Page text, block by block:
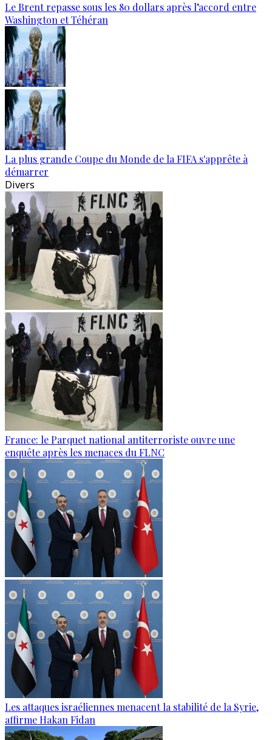
Le Brent repasse sous les 80 dollars après l’accord entre
Washington et Téhéran
La plus grande Coupe du Monde de la FIFA s'apprête à
démarrer
Divers
France: le Parquet national antiterroriste ouvre une
enquête après les menaces du FLNC
Les attaques israéliennes menacent la stabilité de la Syrie,
affirme Hakan Fidan